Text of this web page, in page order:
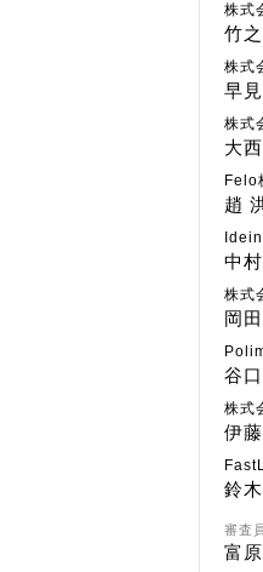
株式
竹
株式
早
株式
大
Felo
趙
中
株式
岡
谷
株式
伊
鈴
審査
富